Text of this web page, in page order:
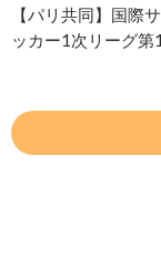
【パリ共同】国際
ッカー1次リーグ